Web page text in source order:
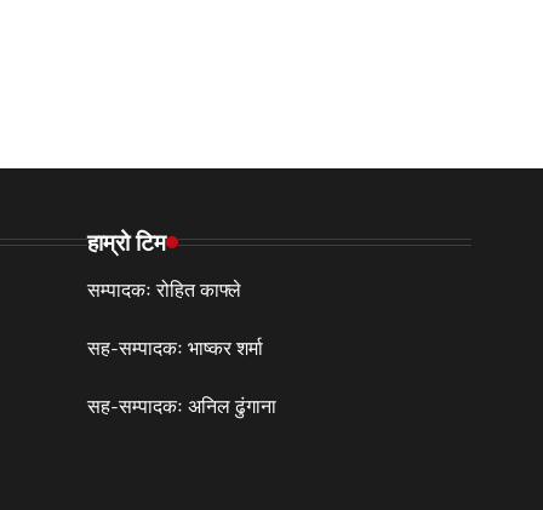
हाम्रो टिम
सम्पादकः रोहित काफ्ले
सह-सम्पादकः भाष्कर शर्मा
सह-सम्पादकः अनिल ढुंगाना